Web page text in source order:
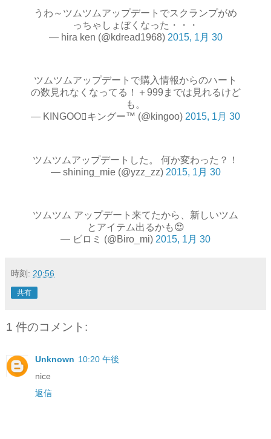
うわ～ツムツムアップデートでスクランプがめ
っちゃしょぼくなった・・・
— hira ken (@kdread1968) 2015, 1月 30
ツムツムアップデートで購入情報からのハート
の数見れなくなってる！＋999までは見れるけど
も。
— KINGOOキングー™ (@kingoo) 2015, 1月 30
ツムツムアップデートした。 何か変わった？！
— shining_mie (@yzz_zz) 2015, 1月 30
ツムツム アップデート来てたから、新しいツム
とアイテム出るかも😍
— ビロミ (@Biro_mi) 2015, 1月 30
時刻: 20:56
共有
1 件のコメント:
Unknown 10:20 午後
nice
返信